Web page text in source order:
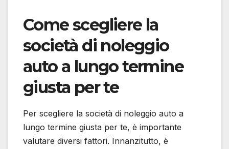
Come scegliere la
società di noleggio
auto a lungo termine
giusta per te
Per scegliere la società di noleggio auto a
lungo termine giusta per te, è importante
valutare diversi fattori. Innanzitutto, è